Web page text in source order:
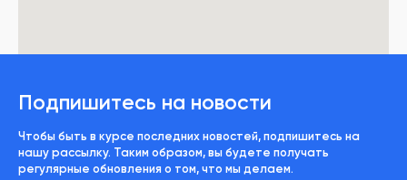
Подпишитесь на новости
Чтобы быть в курсе последних новостей, подпишитесь на
нашу рассылку. Таким образом, вы будете получать
регулярные обновления о том, что мы делаем.